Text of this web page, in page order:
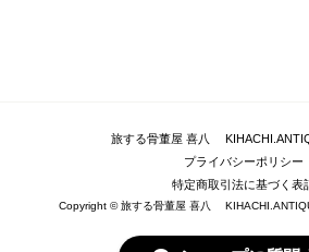
旅する骨董屋 喜八
プライバシーポリシー
特定商取引法に基づく表
Copyright © 旅する骨董屋 喜八